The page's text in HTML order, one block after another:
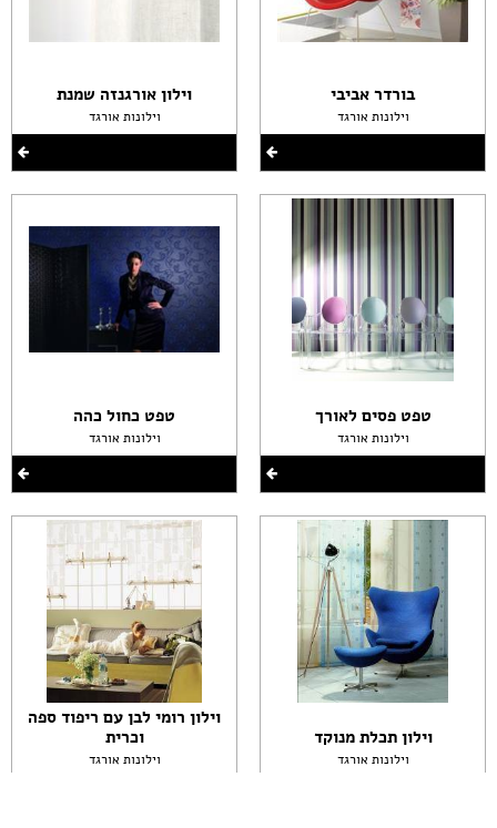
בורדר אביבי
וילונות אורגד
טפט פסים לאורך
וילונות אורגד
וילון תכלת מנוקד
וילונות אורגד
וילון אורגנזה שמנת
וילונות אורגד
טפט כחול כהה
וילונות אורגד
וילון רומי לבן עם ריפוד ספה
וכרית
וילונות אורגד